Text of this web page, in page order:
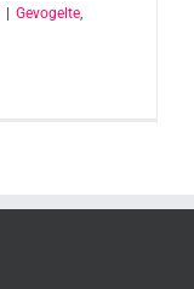
| Gevogelte